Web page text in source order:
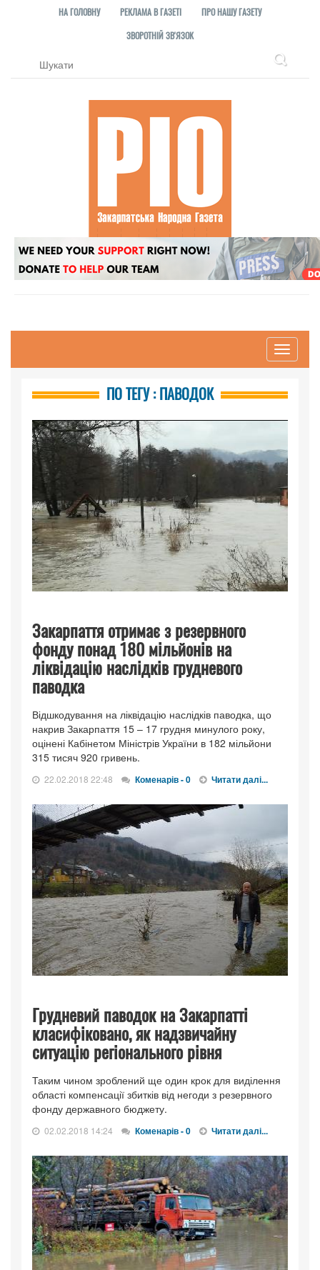
НА ГОЛОВНУ РЕКЛАМА В ГАЗЕТІ
ПРО НАШУ ГАЗЕТУ
ЗВОРОТНІЙ ЗВ'ЯЗОК
Toggle
ПО ТЕГУ : ПАВОДОК
Закарпаття отримає з резервного
фонду понад 180 мільйонів на
ліквідацію наслідків грудневого
паводка
Відшкодування на ліквідацію наслідків паводка, що
накрив Закарпаття 15 – 17 грудня минулого року,
оцінені Кабінетом Міністрів України в 182 мільйони
315 тисяч 920 гривень.
22.02.2018 22:48 Коменарів - 0 Читати далі...
Грудневий паводок на Закарпатті
класифіковано, як надзвичайну
ситуацію регіонального рівня
Таким чином зроблений ще один крок для виділення
області компенсації збитків від негоди з резервного
фонду державного бюджету.
02.02.2018 14:24 Коменарів - 0 Читати далі...